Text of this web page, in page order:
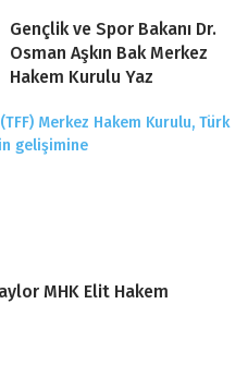
Gençlik ve Spor Bakanı Dr.
Osman Aşkın Bak Merkez
Hakem Kurulu Yaz
MHK Elit Hakem